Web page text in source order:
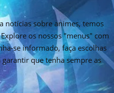
notícias sobre animes, temos
os nossos "menus" com
se informado, faça escolhas
que tenha sempre as